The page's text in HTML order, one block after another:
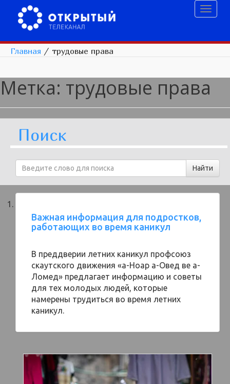
Главная / трудовые права
Метка: трудовые права
Поиск
Важная информация для подростков,
работающих во время каникул
В преддверии летних каникул профсоюз
скаутского движения «а-Ноар а-Овед ве а-
Ломед» предлагает информацию и советы
для тех молодых людей, которые
намерены трудиться во время летних
каникул.